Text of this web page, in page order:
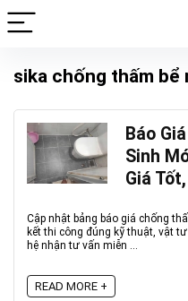
sika chống thấm bể
Báo
Sinh
Giá
Cập nhật bảng báo giá chống
kết thi công đúng kỹ thuật, vật
hệ nhận tư vấn miễn ...
READ MORE +